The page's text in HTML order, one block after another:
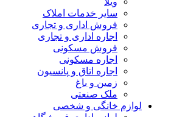
سایر خدمات املاک
فروش اداری و تجاری
اجاره اداری و تجاری
فروش مسکونی
اجاره مسکونی
اجاره اتاق و پانسیون
زمین و باغ
ملک صنعتی
لوازم خانگی و شخصی